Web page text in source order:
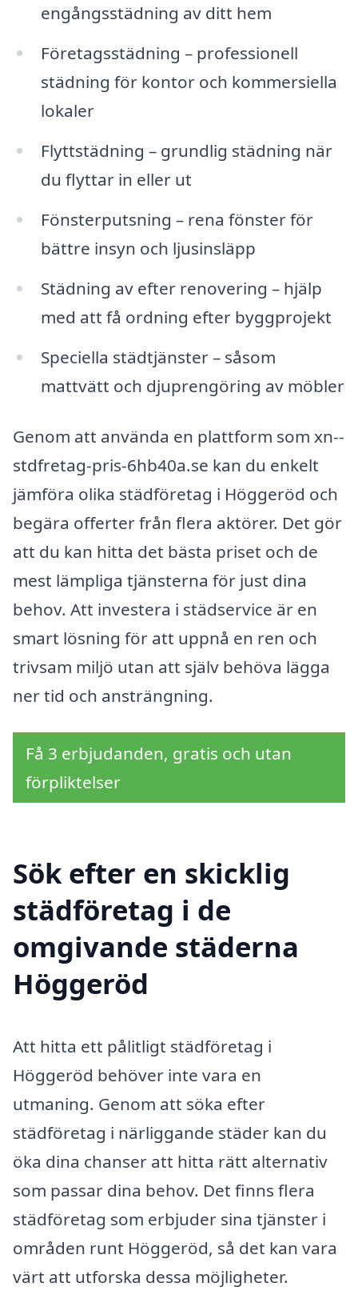
engångsstädning av ditt hem
Företagsstädning – professionell
städning för kontor och kommersiella
lokaler
Flyttstädning – grundlig städning när
du flyttar in eller ut
Fönsterputsning – rena fönster för
bättre insyn och ljusinsläpp
Städning av efter renovering – hjälp
med att få ordning efter byggprojekt
Speciella städtjänster – såsom
mattvätt och djuprengöring av möbler
Genom att använda en plattform som xn--
stdfretag-pris-6hb40a.se kan du enkelt
jämföra olika städföretag i Höggeröd och
begära offerter från flera aktörer. Det gör
att du kan hitta det bästa priset och de
mest lämpliga tjänsterna för just dina
behov. Att investera i städservice är en
smart lösning för att uppnå en ren och
trivsam miljö utan att själv behöva lägga
ner tid och ansträngning.
Få 3 erbjudanden, gratis och utan
förpliktelser
Sök efter en skicklig
städföretag i de
omgivande städerna
Höggeröd
Att hitta ett pålitligt städföretag i
Höggeröd behöver inte vara en
utmaning. Genom att söka efter
städföretag i närliggande städer kan du
öka dina chanser att hitta rätt alternativ
som passar dina behov. Det finns flera
städföretag som erbjuder sina tjänster i
områden runt Höggeröd, så det kan vara
värt att utforska dessa möjligheter.